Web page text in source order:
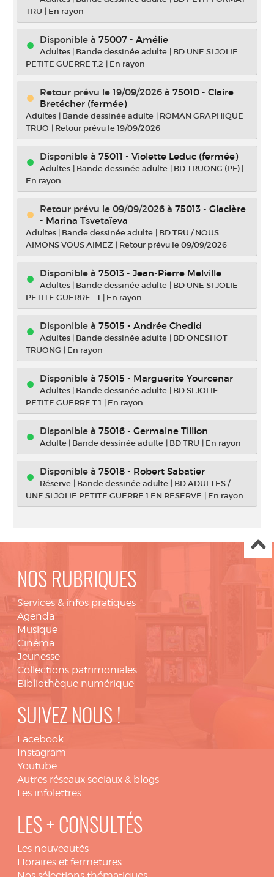
TRU | En rayon
Disponible à 75007 - Amélie
Adultes | Bande dessinée adulte | BD UNE SI JOLIE
PETITE GUERRE T.2 | En rayon
Retour prévu le 19/09/2026 à 75010 - Claire
Bretécher (fermée)
Adultes | Bande dessinée adulte | ROMAN GRAPHIQUE
TRUO | Retour prévu le 19/09/2026
Disponible à 75011 - Violette Leduc (fermée)
Adultes | Bande dessinée adulte | BD TRUONG (PF) |
En rayon
Retour prévu le 09/09/2026 à 75013 - Glacière
- Marina Tsvetaïeva
Adultes | Bande dessinée adulte | BD TRU / NOUS
AIMONS VOUS AIMEZ | Retour prévu le 09/09/2026
Disponible à 75013 - Jean-Pierre Melville
Adultes | Bande dessinée adulte | BD UNE SI JOLIE
PETITE GUERRE - 1 | En rayon
Disponible à 75015 - Andrée Chedid
Adultes | Bande dessinée adulte | BD ONESHOT
TRUONG | En rayon
Disponible à 75015 - Marguerite Yourcenar
Adultes | Bande dessinée adulte | BD SI JOLIE
PETITE GUERRE T.1 | En rayon
Disponible à 75016 - Germaine Tillion
Adulte | Bande dessinée adulte | BD TRU | En rayon
Disponible à 75018 - Robert Sabatier
Réserve | Bande dessinée adulte | BD ADULTES /
UNE SI JOLIE PETITE GUERRE 1 EN RESERVE | En rayon
NOS RUBRIQUES
Services & infos pratiques
Agenda
Musique
Cinéma
Jeunesse
Collections patrimoniales
Bibliothèque numérique
SUIVEZ NOUS !
Facebook
Instagram
Youtube
Autres réseaux sociaux & blogs
Les infolettres
LES + CONSULTÉS
Les nouveautés
Horaires et fermetures